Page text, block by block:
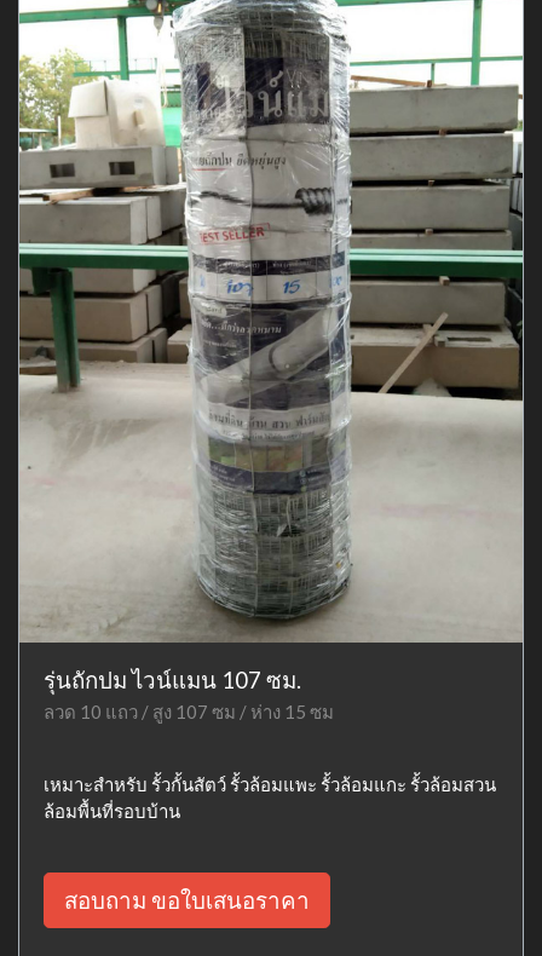
รุ่นถักปม ไวน์แมน 107 ซม.
ลวด 10 แถว / สูง 107 ซม / ห่าง 15 ซม
เหมาะสำหรับ รั้วกั้นสัตว์ รั้วล้อมแพะ รั้วล้อมแกะ รั้วล้อมสวน
ล้อมพื้นที่รอบบ้าน
สอบถาม ขอใบเสนอราคา